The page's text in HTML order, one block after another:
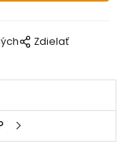
Zdielať